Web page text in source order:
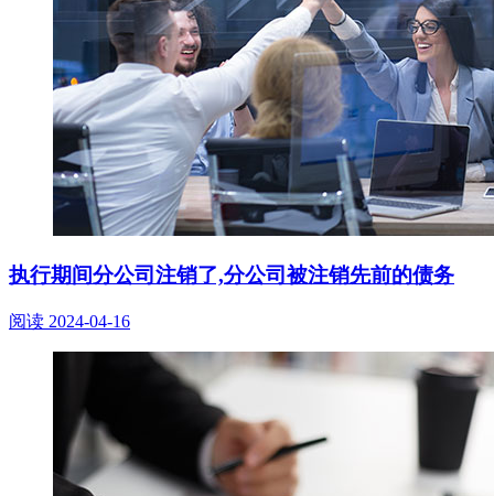
执行期间分公司注销了,分公司被注销先前的债务
阅读 2024-04-16